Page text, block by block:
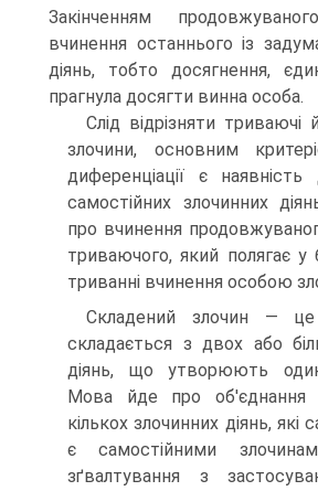
Закінченням
вчинення останнього із
діянь, тобто досягнення,
прагнула досягти винна особа.
Слід відрізняти триваючі
злочини, основним
диференціації є
самостійних злочинних
про вчинення
триваючого, який полягає у
триванні вчинення особою
Складений злочин —
складається з двох або
діянь, що утворюють
Мова йде про об'єднання
кількох злочинних діянь, які
є самостійними
зґвалтування з